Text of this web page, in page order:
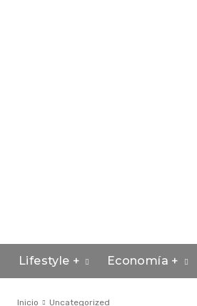
Lifestyle + Economía +
Inicio Uncategorized